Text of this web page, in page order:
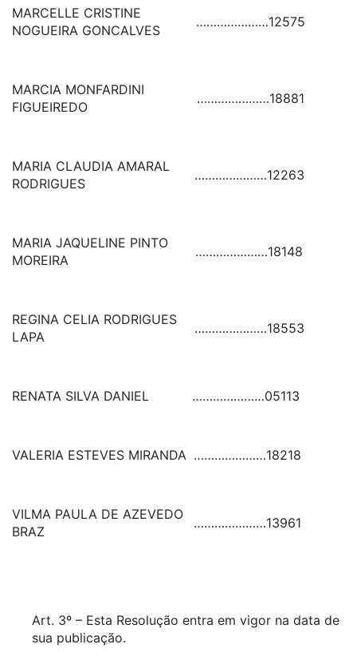
MARCELLE CRISTINE
NOGUEIRA GONCALVES
…………………12575
MARCIA MONFARDINI
FIGUEIREDO
…………………18881
MARIA CLAUDIA AMARAL
RODRIGUES
…………………12263
MARIA JAQUELINE PINTO
MOREIRA
…………………18148
REGINA CELIA RODRIGUES
LAPA
…………………18553
RENATA SILVA DANIEL …………………05113
VALERIA ESTEVES MIRANDA …………………18218
VILMA PAULA DE AZEVEDO
BRAZ
…………………13961
Art. 3º – Esta Resolução entra em vigor na data de
sua publicação.